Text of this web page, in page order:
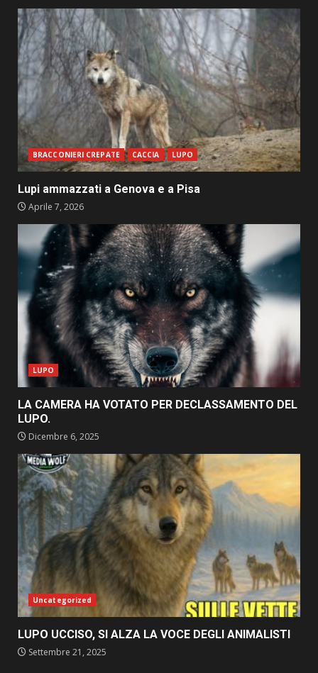
BRACCONIERI CREPATE CACCIA LUPO
Lupi ammazzati a Genova e a Pisa
Aprile 7, 2026
LUPO
LA CAMERA HA VOTATO PER DECLASSAMENTO DEL
LUPO.
Dicembre 6, 2025
Uncategorized
LUPO UCCISO, SI ALZA LA VOCE DEGLI ANIMALISTI
Settembre 21, 2025